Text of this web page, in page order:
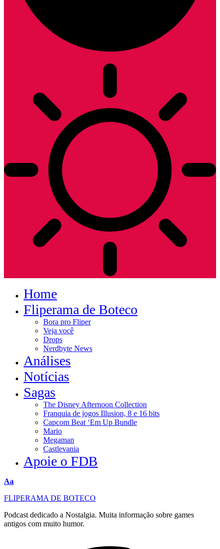
Home
Fliperama de Boteco
Bora pro Fliper
Veja você
Drops
Nerdbyte News
Análises
Notícias
Sagas
The Disney Afternoon Collection
Franquia de jogos Illusion, 8 e 16 bits
Capcom Beat ‘Em Up Bundle
Mario
Megaman
Castlevania
Apoie o FDB
Redimensionar
Aa
FLIPERAMA DE BOTECO
Podcast dedicado a Nostalgia. Muita informação sobre games
antigos com muito humor.